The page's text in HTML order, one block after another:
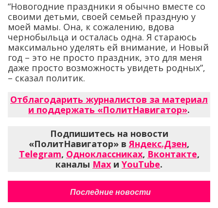
“Новогодние праздники я обычно вместе со
своими детьми, своей семьей праздную у
моей мамы. Она, к сожалению, вдова
чернобыльца и осталась одна. Я стараюсь
максимально уделять ей внимание, и Новый
год – это не просто праздник, это для меня
даже просто возможность увидеть родных”,
– сказал политик.
Отблагодарить журналистов за материал
и поддержать «ПолитНавигатор».
Подпишитесь на новости
«ПолитНавигатор» вЯндекс.Дзен,
Telegram, Одноклассниках, Вконтакте,
каналы Max и YouTube.
Последние новости